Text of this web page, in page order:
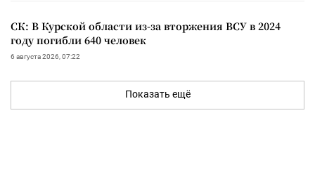
СК: В Курской области из-за вторжения ВСУ в 2024
году погибли 640 человек
6 августа 2026, 07:22
Показать ещё